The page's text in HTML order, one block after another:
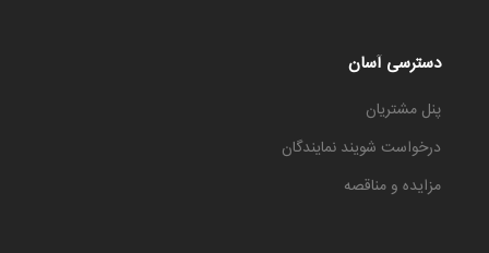
دسترسی آسان
پنل مشتریان
درخواست شویند نمایندگان
مزایده و مناقصه